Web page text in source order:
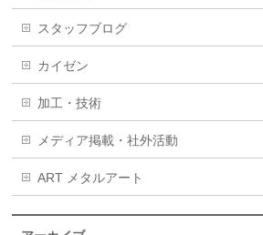
スタッフブログ
カイゼン
加工・技術
メディア掲載・社外活動
ART メタルアート